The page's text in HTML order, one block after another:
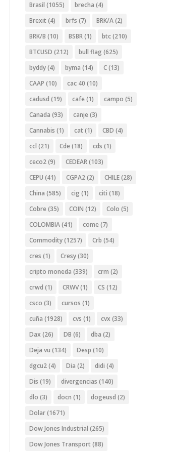
Brasil (1055) brecha (4)
Brexit (4) brfs (7) BRK/A(2)
BRK/B (10) BSBR(1) btc(210)
BTCUSD (212) bull flag (625)
byddy(4) byma (14) C(13)
CAAP (10) cac 40 (10)
cadusd (19) cafe (1) campo (5)
Canada (93) canje (3)
Cannabis (1) cat (1) CBD (4)
ccl (21) Cde (18) cds (1)
ceco2(9) CEDEAR(103)
CEPU (41) CGPA2(2) CHILE(28)
China (585) cig (1) citi (18)
Cobre (35) COIN (12) Colo (5)
COLOMBIA(41) come (7)
Commodity(1257) Crb (54)
cres (1) Cresy(30)
cripto moneda (339) crm (2)
crwd (1) CRWV(1) CS (12)
csco (3) cursos (1)
cuña (1928) cvs (1) cvx (33)
Dax (26) DB (6) dba (2)
Deja vu (134) Desp (10)
dgcu2(4) Dia (2) didi (4)
Dis (19) divergencias (140)
dlo (3) docn (1) dogeusd (2)
Dolar(1671)
Dow Jones Industrial (265)
Dow Jones Transport (88)